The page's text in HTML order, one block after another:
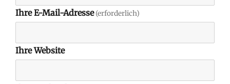
Ihre E-Mail-Adresse (erforderlich)
Ihre Website